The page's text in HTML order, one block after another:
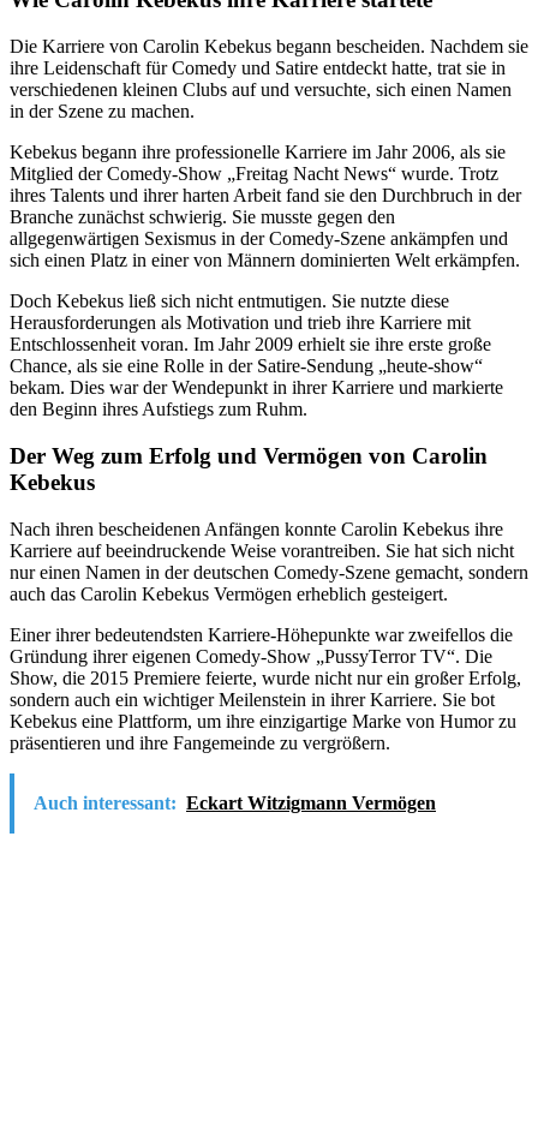
Die Karriere von Carolin Kebekus begann bescheiden. Nachdem sie
ihre Leidenschaft für Comedy und Satire entdeckt hatte, trat sie in
verschiedenen kleinen Clubs auf und versuchte, sich einen Namen
in der Szene zu machen.
Kebekus begann ihre professionelle Karriere im Jahr 2006, als sie
Mitglied der Comedy-Show „Freitag Nacht News“ wurde. Trotz
ihres Talents und ihrer harten Arbeit fand sie den Durchbruch in der
Branche zunächst schwierig. Sie musste gegen den
allgegenwärtigen Sexismus in der Comedy-Szene ankämpfen und
sich einen Platz in einer von Männern dominierten Welt erkämpfen.
Doch Kebekus ließ sich nicht entmutigen. Sie nutzte diese
Herausforderungen als Motivation und trieb ihre Karriere mit
Entschlossenheit voran. Im Jahr 2009 erhielt sie ihre erste große
Chance, als sie eine Rolle in der Satire-Sendung „heute-show“
bekam. Dies war der Wendepunkt in ihrer Karriere und markierte
den Beginn ihres Aufstiegs zum Ruhm.
Der Weg zum Erfolg und Vermögen von Carolin
Kebekus
Nach ihren bescheidenen Anfängen konnte Carolin Kebekus ihre
Karriere auf beeindruckende Weise vorantreiben. Sie hat sich nicht
nur einen Namen in der deutschen Comedy-Szene gemacht, sondern
auch das Carolin Kebekus Vermögen erheblich gesteigert.
Einer ihrer bedeutendsten Karriere-Höhepunkte war zweifellos die
Gründung ihrer eigenen Comedy-Show „PussyTerror TV“. Die
Show, die 2015 Premiere feierte, wurde nicht nur ein großer Erfolg,
sondern auch ein wichtiger Meilenstein in ihrer Karriere. Sie bot
Kebekus eine Plattform, um ihre einzigartige Marke von Humor zu
präsentieren und ihre Fangemeinde zu vergrößern.
Auch interessant: Eckart Witzigmann Vermögen